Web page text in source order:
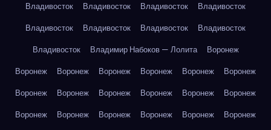
Владивосток
Владивосток Владивосток
Владивосток
Владивосток
Владивосток Владивосток
Владивосток
Владивосток
Владимир Набоков — Лолита
Воронеж
Воронеж
Воронеж Воронеж Воронеж Воронеж
Воронеж
Воронеж
Воронеж Воронеж Воронеж Воронеж
Воронеж
Воронеж
Воронеж Воронеж Воронеж Воронеж
Воронеж